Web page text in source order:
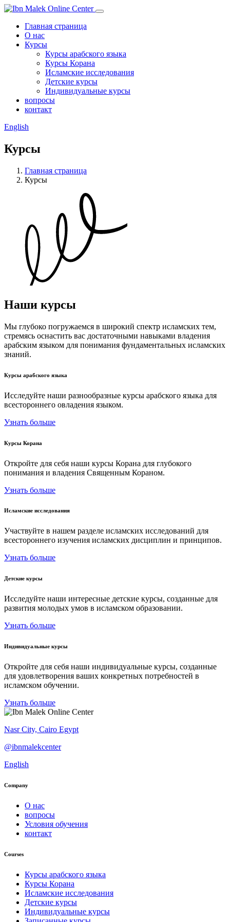
Главная страница
О нас
Курсы
Курсы арабского языка
Курсы Корана
Исламские исследования
Детские курсы
Индивидуальные курсы
вопросы
контакт
English
Курсы
Главная страница
Курсы
Наши курсы
Мы глубоко погружаемся в широкий спектр исламских тем,
стремясь оснастить вас достаточными навыками владения
арабским языком для понимания фундаментальных исламских
знаний.
Курсы арабского языка
Исследуйте наши разнообразные курсы арабского языка для
всестороннего овладения языком.
Узнать больше
Курсы Корана
Откройте для себя наши курсы Корана для глубокого
понимания и владения Священным Кораном.
Узнать больше
Исламские исследования
Участвуйте в нашем разделе исламских исследований для
всестороннего изучения исламских дисциплин и принципов.
Узнать больше
Детские курсы
Исследуйте наши интересные детские курсы, созданные для
развития молодых умов в исламском образовании.
Узнать больше
Индивидуальные курсы
Откройте для себя наши индивидуальные курсы, созданные
для удовлетворения ваших конкретных потребностей в
исламском обучении.
Узнать больше
Nasr City, Cairo Egypt
@ibnmalekcenter
English
Company
О нас
вопросы
Условия обучения
контакт
Courses
Курсы арабского языка
Курсы Корана
Исламские исследования
Детские курсы
Индивидуальные курсы